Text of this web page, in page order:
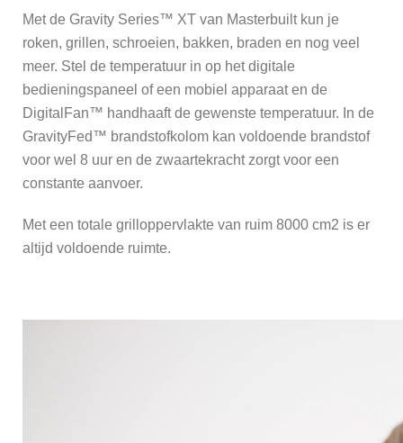
Met de Gravity Series™ XT van Masterbuilt kun je
roken, grillen, schroeien, bakken, braden en nog veel
meer. Stel de temperatuur in op het digitale
bedieningspaneel of een mobiel apparaat en de
DigitalFan™ handhaaft de gewenste temperatuur. In de
GravityFed™ brandstofkolom kan voldoende brandstof
voor wel 8 uur en de zwaartekracht zorgt voor een
constante aanvoer.
Met een totale grilloppervlakte van ruim 8000 cm2 is er
altijd voldoende ruimte.